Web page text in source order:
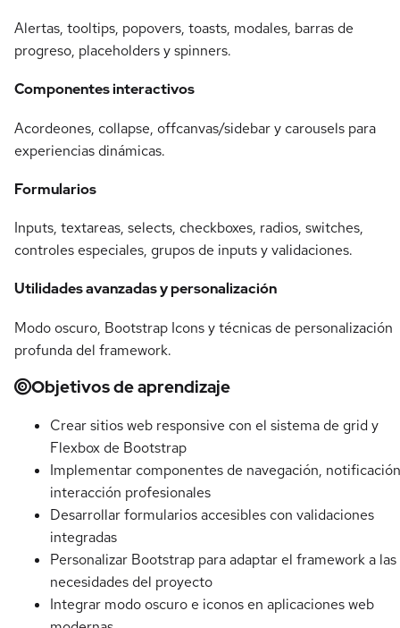
Alertas, tooltips, popovers, toasts, modales, barras de
progreso, placeholders y spinners.
Componentes interactivos
Acordeones, collapse, offcanvas/sidebar y carousels para
experiencias dinámicas.
Formularios
Inputs, textareas, selects, checkboxes, radios, switches,
controles especiales, grupos de inputs y validaciones.
Utilidades avanzadas y personalización
Modo oscuro, Bootstrap Icons y técnicas de personalización
profunda del framework.
Objetivos de aprendizaje
Crear sitios web responsive con el sistema de grid y
Flexbox de Bootstrap
Implementar componentes de navegación,
interacción profesionales
Desarrollar formularios accesibles con validaciones
integradas
Personalizar Bootstrap para adaptar el framework a las
necesidades del proyecto
Integrar modo oscuro e iconos en aplicaciones web